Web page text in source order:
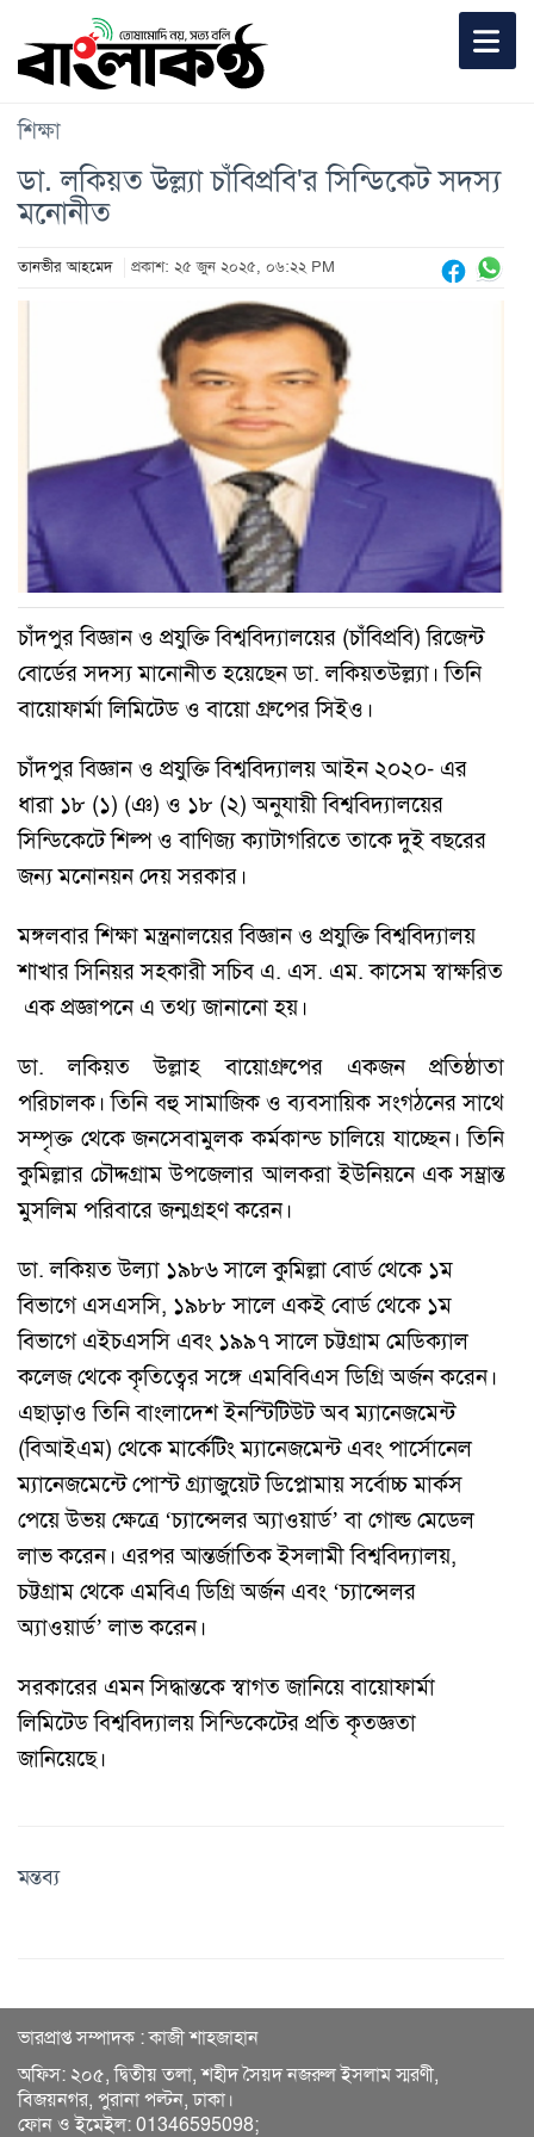
শিক্ষা
ডা. লকিয়ত উল্ল্যা চাঁবিপ্রবি'র সিন্ডিকেট সদস্য
মনোনীত
তানভীর আহমেদ প্রকাশ: ২৫ জুন ২০২৫, ০৬:২২ PM
চাঁদপুর বিজ্ঞান ও প্রযুক্তি বিশ্ববিদ্যালয়ের (চাঁবিপ্রবি) রিজেন্ট
বোর্ডের সদস্য মানোনীত হয়েছেন ডা. লকিয়তউল্ল্যা। তিনি
বায়োফার্মা লিমিটেড ও বায়ো গ্রুপের সিইও।
চাঁদপুর বিজ্ঞান ও প্রযুক্তি বিশ্ববিদ্যালয় আইন ২০২০- এর
ধারা ১৮ (১) (ঞ) ও ১৮ (২) অনুযায়ী বিশ্ববিদ্যালয়ের
সিন্ডিকেটে শিল্প ও বাণিজ্য ক্যাটাগরিতে তাকে দুই বছরের
জন্য মনোনয়ন দেয় সরকার।
মঙ্গলবার শিক্ষা মন্ত্রনালয়ের বিজ্ঞান ও প্রযুক্তি বিশ্ববিদ্যালয়
শাখার সিনিয়র সহকারী সচিব এ. এস. এম. কাসেম স্বাক্ষরিত
এক প্রজ্ঞাপনে এ তথ্য জানানো হয়।
ডা. লকিয়ত উল্লাহ বায়োগ্রুপের একজন প্রতিষ্ঠাতা
পরিচালক। তিনি বহু সামাজিক ও ব্যবসায়িক সংগঠনের সাথে
সম্পৃক্ত থেকে জনসেবামুলক কর্মকান্ড চালিয়ে যাচ্ছেন। তিনি
কুমিল্লার চৌদ্দগ্রাম উপজেলার আলকরা ইউনিয়নে এক সম্ভ্রান্ত
মুসলিম পরিবারে জন্মগ্রহণ করেন।
ডা. লকিয়ত উল্যা ১৯৮৬ সালে কুমিল্লা বোর্ড থেকে ১ম
বিভাগে এসএসসি, ১৯৮৮ সালে একই বোর্ড থেকে ১ম
বিভাগে এইচএসসি এবং ১৯৯৭ সালে চট্টগ্রাম মেডিক্যাল
কলেজ থেকে কৃতিত্বের সঙ্গে এমবিবিএস ডিগ্রি অর্জন করেন।
এছাড়াও তিনি বাংলাদেশ ইনস্টিটিউট অব ম্যানেজমেন্ট
(বিআইএম) থেকে মার্কেটিং ম্যানেজমেন্ট এবং পার্সোনেল
ম্যানেজমেন্টে পোস্ট গ্র্যাজুয়েট ডিপ্লোমায় সর্বোচ্চ মার্কস
পেয়ে উভয় ক্ষেত্রে ‘চ্যান্সেলর অ্যাওয়ার্ড’ বা গোল্ড মেডেল
লাভ করেন। এরপর আন্তর্জাতিক ইসলামী বিশ্ববিদ্যালয়,
চট্টগ্রাম থেকে এমবিএ ডিগ্রি অর্জন এবং ‘চ্যান্সেলর
অ্যাওয়ার্ড’ লাভ করেন।
সরকারের এমন সিদ্ধান্তকে স্বাগত জানিয়ে বায়োফার্মা
লিমিটেড বিশ্ববিদ্যালয় সিন্ডিকেটের প্রতি কৃতজ্ঞতা
জানিয়েছে।
মন্তব্য
ভারপ্রাপ্ত সম্পাদক : কাজী শাহজাহান
অফিস: ২০৫, দ্বিতীয় তলা, শহীদ সৈয়দ নজরুল ইসলাম স্মরণী,
বিজয়নগর, পুরানা পল্টন, ঢাকা।
ফোন ও ইমেইল: 01346595098;